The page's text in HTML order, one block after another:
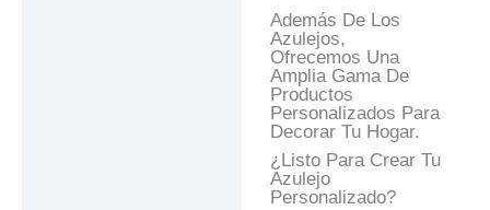
Además De Los
Azulejos,
Ofrecemos Una
Amplia Gama De
Productos
Personalizados Para
Decorar Tu Hogar.
¿Listo Para Crear Tu
Azulejo
Personalizado?